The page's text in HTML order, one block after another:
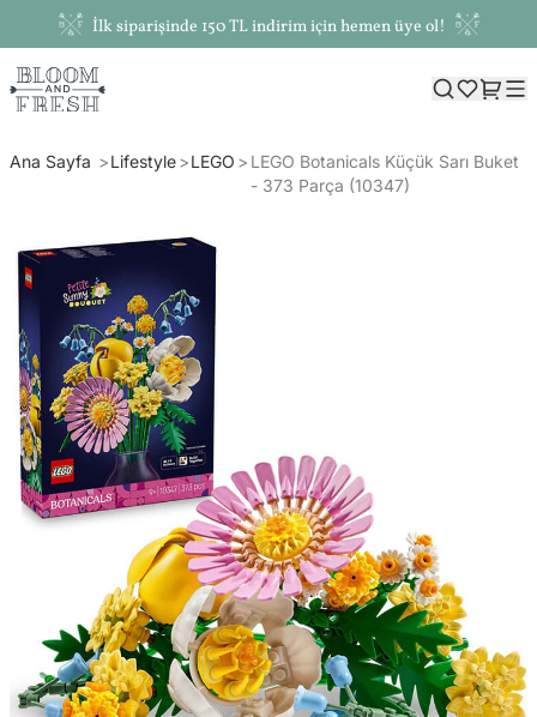
İlk siparişinde 150 TL indirim için hemen üye ol!
Ana Sayfa Lifestyle LEGO
LEGO Botanicals Küçük Sarı Buket
- 373 Parça (10347)